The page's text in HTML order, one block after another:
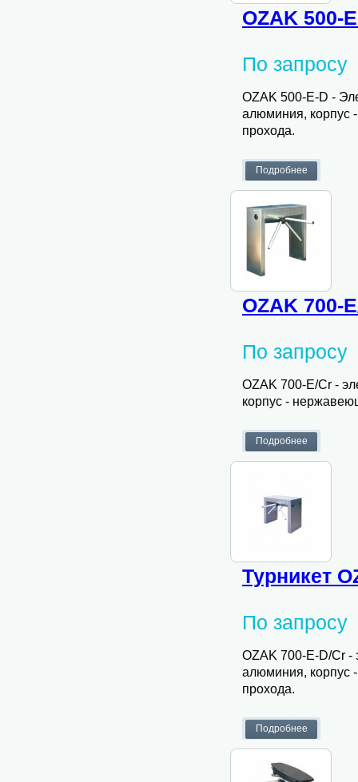
OZAK 500-
По запросу
OZAK 500-E-D -
алюминия, корпус
прохода.
OZAK 700-
По запросу
OZAK 700-E/Cr -
корпус -
Турникет
По запросу
OZAK 700-E-D/Cr -
алюминия, корпус
прохода.